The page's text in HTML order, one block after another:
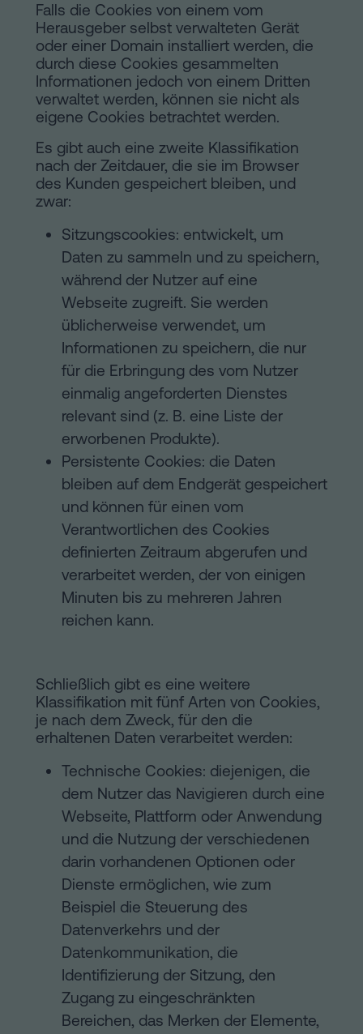
cookies
Folgen
Sie
uns
den
Netzwerken
Falls die Cookies von einem vom
Herausgeber selbst verwalteten Gerät
oder einer Domain installiert werden, die
durch diese Cookies gesammelten
Informationen jedoch von einem Dritten
verwaltet werden, können sie nicht als
eigene Cookies betrachtet werden.
Es gibt auch eine zweite Klassifikation
nach der Zeitdauer, die sie im Browser
des Kunden gespeichert bleiben, und
zwar:
Sitzungscookies: entwickelt, um
Daten zu sammeln und zu speichern,
während der Nutzer auf eine
Webseite zugreift. Sie werden
üblicherweise verwendet, um
Informationen zu speichern, die nur
für die Erbringung des vom Nutzer
einmalig angeforderten Dienstes
relevant sind (z. B. eine Liste der
erworbenen Produkte).
Persistente Cookies: die Daten
bleiben auf dem Endgerät gespeichert
und können für einen vom
Verantwortlichen des Cookies
definierten Zeitraum abgerufen und
verarbeitet werden, der von einigen
Minuten bis zu mehreren Jahren
reichen kann.
Schließlich gibt es eine weitere
Klassifikation mit fünf Arten von Cookies,
je nach dem Zweck, für den die
erhaltenen Daten verarbeitet werden:
Technische Cookies: diejenigen, die
dem Nutzer das Navigieren durch eine
Webseite, Plattform oder Anwendung
und die Nutzung der verschiedenen
darin vorhandenen Optionen oder
Dienste ermöglichen, wie zum
Beispiel die Steuerung des
Datenverkehrs und der
Datenkommunikation, die
Identifizierung der Sitzung, den
Zugang zu eingeschränkten
Bereichen, das Merken der Elemente,